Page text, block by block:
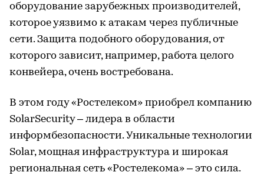
оборудование зарубежных производителей,
которое уязвимо к атакам через публичные
сети. Защита подобного оборудования, от
которого зависит, например, работа целого
конвейера, очень востребована.
В этом году «Ростелеком» приобрел компанию
SolarSecurity – лидера в области
информбезопасности. Уникальные технологии
Solar, мощная инфраструктура и широкая
региональная сеть «Ростелекома» – это сила.